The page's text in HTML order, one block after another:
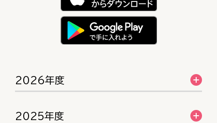
2026年度
2025年度